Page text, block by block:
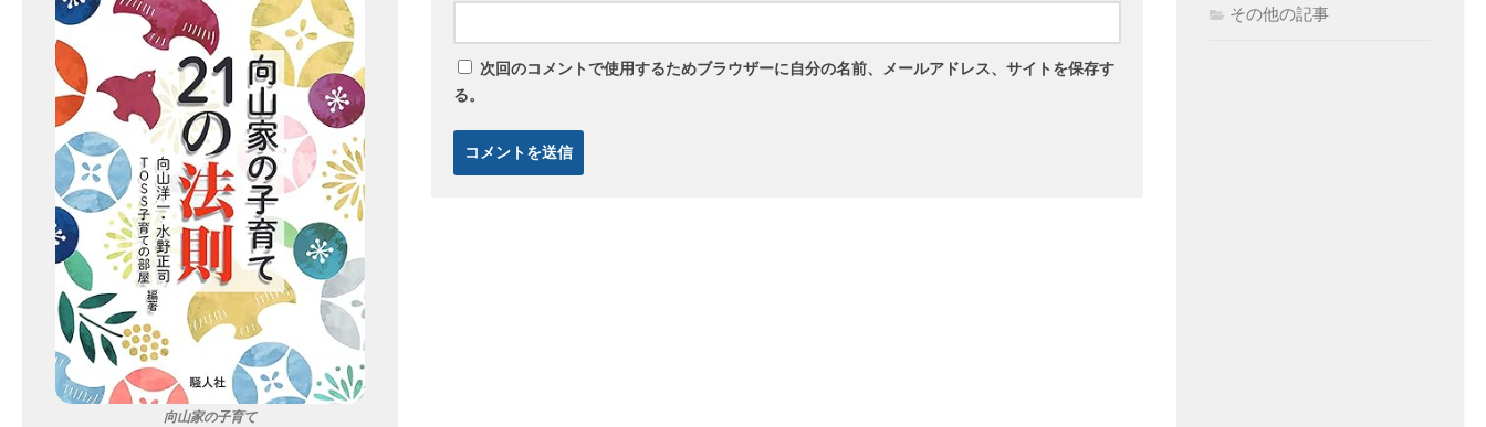
次回のコメントで使用するためブラウザーに自分の名前、メールアドレス、サイトを保存す
る。
向山家の子育て
その他の記事